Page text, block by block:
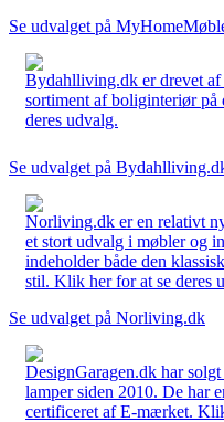
Se udvalget på
Bydahlliving.dk er drevet
sortiment af boliginteriør på
deres udvalg.
Se udvalget på
Norliving.dk er en relativt
et stort udvalg i møbler og
indeholder både den
stil. Klik her for at se deres
Se udvalget på Norliving.dk
DesignGaragen.dk har
lamper siden 2010. De har
certificeret af E-mærket.